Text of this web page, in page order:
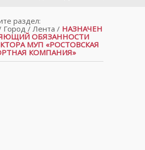
раздел:
Город / Лента / НАЗНАЧЕН
ОБЯЗАННОСТИ
МУП «РОСТОВСКАЯ
КОМПАНИЯ»